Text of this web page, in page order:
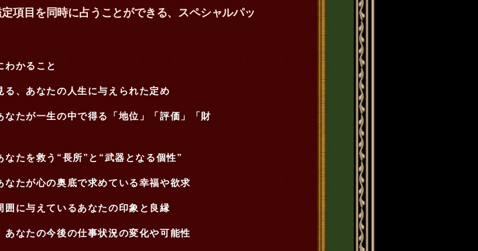
項目を同時に占うことができる、スペシャルパッ
わかること
る、あなたの人生に与えられた定め
なたが一生の中で得る「地位」「評価」「財
なたを救う“長所”と“武器となる個性”
なたが心の奥底で求めている幸福や欲求
囲に与えているあなたの印象と良縁
あなたの今後の仕事状況の変化や可能性